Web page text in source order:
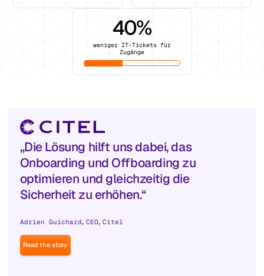
40%
weniger IT-Tickets für
Zugänge
„Die Lösung hilft uns dabei, das
Onboarding und Offboarding zu
optimieren und gleichzeitig die
Sicherheit zu erhöhen.“
Adrien Guichard, CEO, Citel
Read the story